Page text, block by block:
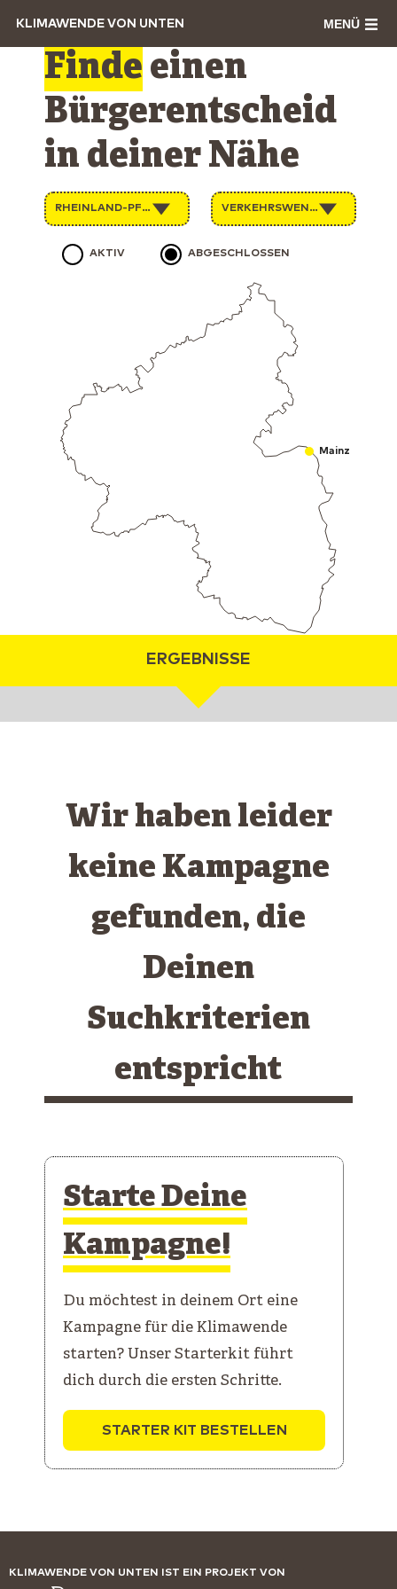
KLIMAWENDE VON UNTEN MENÜ
Mainz
Finde einen
Bürgerentscheid
in deiner Nähe
RHEINLAND-PFALZ VERKEHRSWENDE
AKTIV ABGESCHLOSSEN
ERGEBNISSE
Wir haben leider
keine Kampagne
gefunden, die
Deinen
Suchkriterien
entspricht
Starte Deine
Kampagne!
Du möchtest in deinem Ort eine
Kampagne für die Klimawende
starten? Unser Starterkit führt
dich durch die ersten Schritte.
STARTER KIT BESTELLEN
KLIMAWENDE VON UNTEN IST EIN PROJEKT VON